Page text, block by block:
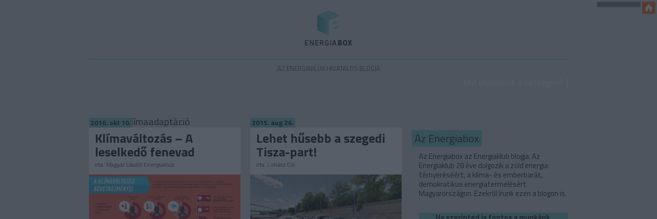
AZ ENERGIAKLUB HIVATALOS BLOGJA
Címkék»klímaadaptáció
2016. okt 10.
Klímaváltozás – A
leselkedő fenevad
írta: Magyar László Energiaklub
2015. aug 26.
Lehet hűsebb a szegedi
Tisza-part!
írta: Lohász Cili
Az Energiabox
Az Energiabox az Energiaklub blogja. Az
Energiaklub 28 éve dolgozik a zöld energia
térnyeréséért, a klíma- és emberbarát,
demokratikus energiatermelésért
Magyarországon. Ezekről írunk ezen a blogon is.